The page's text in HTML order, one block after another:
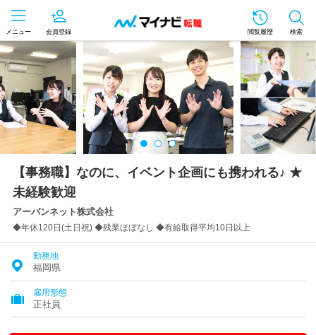
メニュー 会員登録 閲覧履歴 検索
【事務職】なのに、イベント企画にも携われる♪ ★
未経験歓迎
アーバンネット株式会社
◆年休120日(土日祝) ◆残業ほぼなし ◆有給取得平均10日以上
勤務地
福岡県
雇用形態
正社員